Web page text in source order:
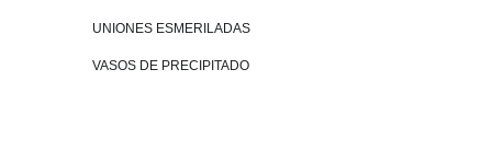
UNIONES ESMERILADAS
VASOS DE PRECIPITADO